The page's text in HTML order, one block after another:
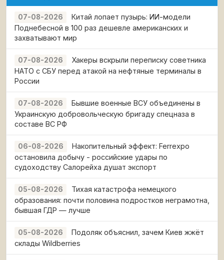
07-08-2026
Китай лопает пузырь: ИИ-модели
Поднебесной в 100 раз дешевле американских и
захватывают мир
07-08-2026
Хакеры вскрыли переписку советника
НАТО с СБУ перед атакой на нефтяные терминалы в
России
07-08-2026
Бывшие военные ВСУ объединены в
Украинскую добровольческую бригаду спецназа в
составе ВС РФ
06-08-2026
Накопительный эффект: Ferrexpo
остановила добычу - российские удары по
судоходству Салорейха душат экспорт
05-08-2026
Тихая катастрофа немецкого
образования: почти половина подростков неграмотна,
бывшая ГДР — лучше
05-08-2026
Подоляк объяснил, зачем Киев жжёт
склады Wildberries